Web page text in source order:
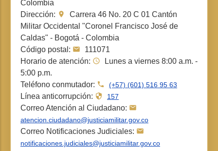
Colombia
Dirección:
Carrera 46 No. 20 C 01 Cantón
Militar Occidental "Coronel Francisco José de
Caldas" - Bogotá - Colombia
Código postal:
111071
Horario de atención:
Lunes a viernes 8:00 a.m. -
5:00 p.m.
Teléfono conmutador:
(+57) (601) 516 95 63
Línea anticorrupción: 157
Correo Atención al Ciudadano:
atencion.ciudadano@justiciamilitar.gov.co
Correo Notificaciones Judiciales:
notificaciones.judiciales@justiciamilitar.gov.co